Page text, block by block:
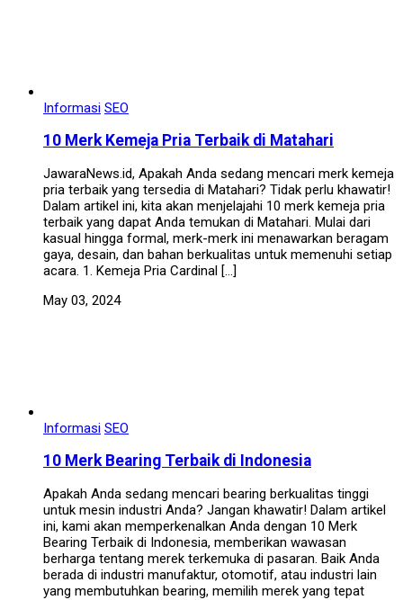
Informasi SEO
10 Merk Kemeja Pria Terbaik di Matahari
JawaraNews.id, Apakah Anda sedang mencari merk kemeja
pria terbaik yang tersedia di Matahari? Tidak perlu khawatir!
Dalam artikel ini, kita akan menjelajahi 10 merk kemeja pria
terbaik yang dapat Anda temukan di Matahari. Mulai dari
kasual hingga formal, merk-merk ini menawarkan beragam
gaya, desain, dan bahan berkualitas untuk memenuhi setiap
acara. 1. Kemeja Pria Cardinal […]
May 03, 2024
Informasi SEO
10 Merk Bearing Terbaik di Indonesia
Apakah Anda sedang mencari bearing berkualitas tinggi
untuk mesin industri Anda? Jangan khawatir! Dalam artikel
ini, kami akan memperkenalkan Anda dengan 10 Merk
Bearing Terbaik di Indonesia, memberikan wawasan
berharga tentang merek terkemuka di pasaran. Baik Anda
berada di industri manufaktur, otomotif, atau industri lain
yang membutuhkan bearing, memilih merek yang tepat